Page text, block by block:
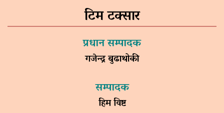
टिम टक्सार
प्रधान सम्पादक
गजेन्द्र बुढाथोकी
सम्पादक
हिम विष्ट